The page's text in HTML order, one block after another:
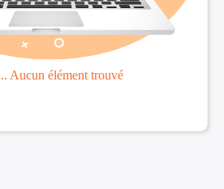
Aucun élément trouvé